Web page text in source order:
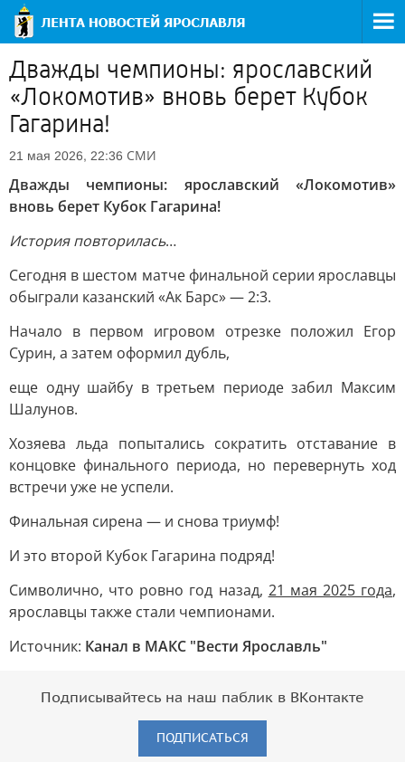
Дважды чемпионы: ярославский
«Локомотив» вновь берет Кубок
Гагарина!
21 мая 2026, 22:36 СМИ
Дважды чемпионы: ярославский «Локомотив»
вновь берет Кубок Гагарина!
История повторилась…
Сегодня в шестом матче финальной серии ярославцы
обыграли казанский «Ак Барс» — 2:3.
Начало в первом игровом отрезке положил Егор
Сурин, а затем оформил дубль,
еще одну шайбу в третьем периоде забил Максим
Шалунов.
Хозяева льда попытались сократить отставание в
концовке финального периода, но перевернуть ход
встречи уже не успели.
Финальная сирена — и снова триумф!
И это второй Кубок Гагарина подряд!
Символично, что ровно год назад, 21 мая 2025 года,
ярославцы также стали чемпионами.
Источник: Канал в МАКС "Вести Ярославль"
Подписывайтесь на наш паблик в ВКонтакте
ПОДПИСАТЬСЯ